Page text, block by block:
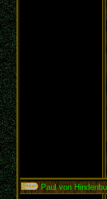
Paul von